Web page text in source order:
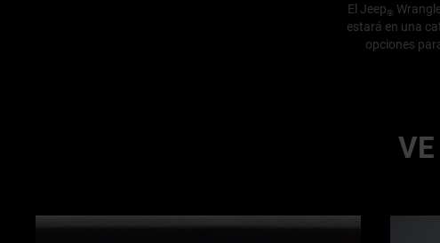
El Jeep®
estará en una
opciones